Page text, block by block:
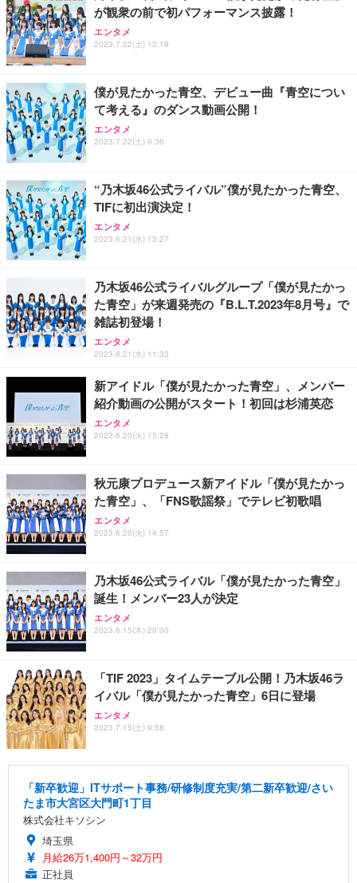
Sezlife オフィスチェア デスクチェア 疲れない テレ
ワーク チェア 強化バックレスト 30度ロッキング機
能 人間工学 椅子 腰サポート 90度跳ね上げ式アーム
務用 おしゃれ パソコンチェア (ブラック)
Sezlife オフィスチェア デスクチェア 疲れない テレ
ワーク チェア 強化バックレスト 30度ロッキング機
能 人間工学 椅子 腰サポート 90度跳ね上げ式アーム
務用 おしゃれ パソコンチェア (ホワイト)
ANDWINT オフィスチェア デスクチェア 肘なし メ
ッシュ 通気性 ランバーサポート付き 腰サポート ガ
ス圧無段階昇降 360度回転 キャスター付き コンパク
【純正品】27"ゲーミングモニター DualSense 充電
フック付き（CFI-ZDM1J）
【整備済み品】Dell E2724HS 27インチ 液晶モニタ
ー フルHD（1920×1080）VA 非光沢 HDMI/DisplayP
ort/VGA スピーカー内蔵 高さ調整 スイベル VESA対
【MiniLED/24.5inch/280Hz/FHD】GRAPHT THE S
HOOTER Gaming Monitor 24” Essential ゲーミン
グモニター QD 24.5インチ 1ms FHD 量子ドット 残
ネオ・ルーライフ ネオ・オムツ L 中型犬用 26枚入
り 単品
Smart Basic(スマートベーシック) 【Amazon.co.jp
限定】 Smart Basic アイリスオーヤマ ペットシーツ
超厚型 お徳用 ワイド 100枚入 (x 1) (ケース販売)
アイリスオーヤマ ペットシーツ 超厚型 お徳用 レギ
ュラー 200枚入【Amazon.co.jp限定】
が観衆の前で初パフォーマンス披露！
エンタメ
2023.7.22(土) 13:19
僕が見たかった青空、デビュー曲『青空につい
て考える』のダンス動画公開！
エンタメ
2023.7.22(土) 9:36
“乃木坂46公式ライバル”僕が見たかった青空、
TIFに初出演決定！
エンタメ
2023.6.21(水) 13:27
乃木坂46公式ライバルグループ「僕が見たかっ
た青空」が来週発売の『B.L.T.2023年8月号』で
雑誌初登場！
エンタメ
2023.6.21(水) 11:33
新アイドル「僕が見たかった青空」、メンバー
紹介動画の公開がスタート！初回は杉浦英恋
エンタメ
2023.6.20(火) 15:28
秋元康プロデュース新アイドル「僕が見たかっ
た青空」、「FNS歌謡祭」でテレビ初歌唱
エンタメ
2023.6.20(火) 14:57
乃木坂46公式ライバル「僕が見たかった青空」
誕生！メンバー23人が決定
エンタメ
2023.6.15(木) 20:00
「TIF 2023」タイムテーブル公開！乃木坂46ラ
イバル「僕が見たかった青空」6日に登場
エンタメ
2023.7.15(土) 9:58
「新卒歓迎」ITサポート事務/研修制度充実/第二新卒歓迎/さい
たま市大宮区大門町1丁目
株式会社キソシン
埼玉県
月給26万1,400円～32万円
正社員